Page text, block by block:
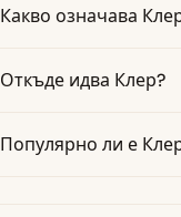
Какво означава
Откъде идва Клер?
Популярно ли е